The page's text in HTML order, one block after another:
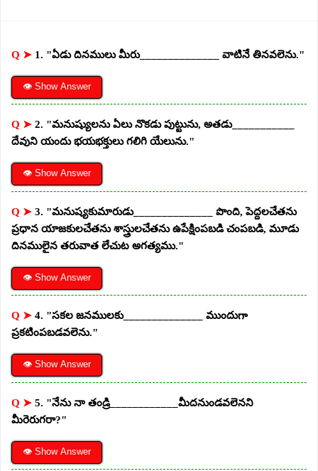
Q ➤ 1. "ఏడు దినములు మీరు______________ వాటినే తినవలెను."
👁 Show Answer
Q ➤ 2. "మనుష్యులను ఏలు నొకడు పుట్టును, అతడు___________
దేవుని యందు భయభక్తులు గలిగి యేలును."
👁 Show Answer
Q ➤ 3. "మనుష్యకుమారుడు______________ పొంది, పెద్దలచేతను
ప్రధాన యాజకులచేతను శాస్త్రులచేతను ఉపేక్షింపబడి చంపబడి, మూడు
దినములైన తరువాత లేచుట అగత్యము."
👁 Show Answer
Q ➤ 4. "సకల జనములకు______________ ముందుగా
ప్రకటింపబడవలెను."
👁 Show Answer
Q ➤ 5. "నేను నా తండ్రి____________మీదనుండవలెనని
మీరెరుగరా?"
👁 Show Answer